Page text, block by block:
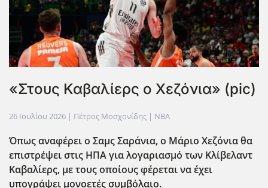
«Στους Καβαλίερς ο Χεζόνια» (pic)
26 Ιουλίου 2026 | Πέτρος Μοσχονίδης | NBA
Όπως αναφέρει ο Σαμς Σαράνια, ο Μάριο Χεζόνια θα
επιστρέψει στις ΗΠΑ για λογαριασμό των Κλίβελαντ
Καβαλίερς, με τους οποίους φέρεται να έχει
υπογράψει μονοετές συμβ΄ολαιο.